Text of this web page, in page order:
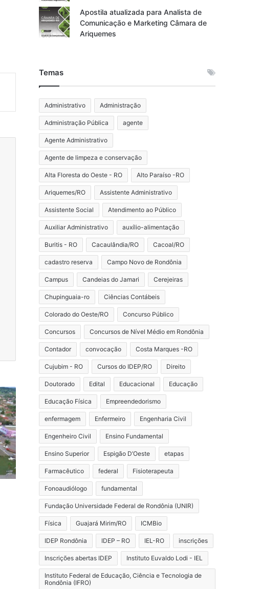
Apostila atualizada para Analista de
Comunicação e Marketing Câmara de
Ariquemes
Temas
Administrativo Administração
Administração Pública agente
Agente Administrativo
Agente de limpeza e conservação
Alta Floresta do Oeste - RO Alto Paraíso -RO
Ariquemes/RO Assistente Administrativo
Assistente Social Atendimento ao Público
Auxiliar Administrativo auxílio-alimentação
Buritis - RO Cacaulândia/RO Cacoal/RO
cadastro reserva Campo Novo de Rondônia
Campus Candeias do Jamari Cerejeiras
Chupinguaia-ro Ciências Contábeis
Colorado do Oeste/RO Concurso Público
Concursos Concursos de Nível Médio em Rondônia
Contador convocação Costa Marques -RO
Cujubim - RO Cursos do IDEP/RO Direito
Doutorado Edital Educacional Educação
Educação Física Empreendedorismo
enfermagem Enfermeiro Engenharia Civil
Engenheiro Civil Ensino Fundamental
Ensino Superior Espigão D’Oeste etapas
Farmacêutico federal Fisioterapeuta
Fonoaudiólogo fundamental
Fundação Universidade Federal de Rondônia (UNIR)
Física Guajará Mirim/RO ICMBio
IDEP Rondônia IDEP – RO IEL-RO inscrições
Inscrições abertas IDEP Instituto Euvaldo Lodi - IEL
Instituto Federal de Educação, Ciência e Tecnologia de
Rondônia (IFRO)